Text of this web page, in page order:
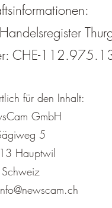
CHE-
für den Inhalt:
GmbH
5
Hauptwil
Schweiz